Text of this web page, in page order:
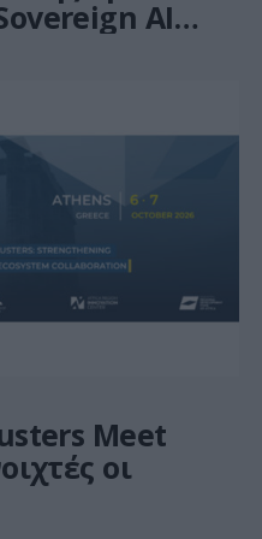
AI
στο Greeks
Meet
οι